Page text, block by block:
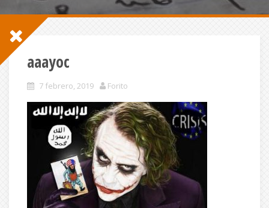
aaayoc
7 febrero, 2019 Forito